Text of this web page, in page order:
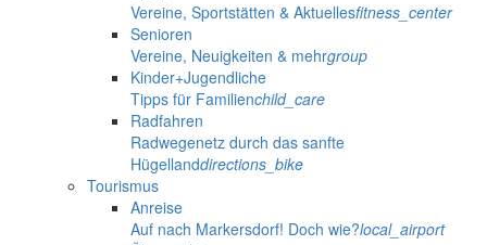
Vereine, Sportstätten & Aktuellesfitness_center
Senioren
Vereine, Neuigkeiten & mehrgroup
Kinder+Jugendliche
Tipps für Familienchild_care
Radfahren
Radwegenetz durch das sanfte
Hügellanddirections_bike
Tourismus
Anreise
Auf nach Markersdorf! Doch wie?local_airport